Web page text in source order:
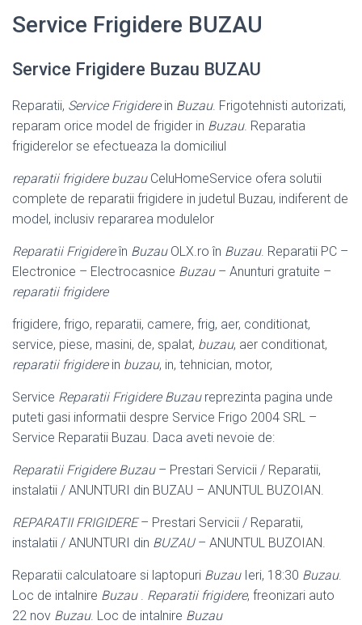
Service Frigidere BUZAU
Service Frigidere Buzau BUZAU
Reparatii, Service Frigiderein Buzau. Frigotehnisti autorizati,
reparam orice model de frigider in Buzau. Reparatia
frigiderelor se efectueaza la domiciliul
reparatii frigidere buzauCeluHomeService ofera solutii
complete de reparatii frigidere in judetul Buzau, indiferent de
model, inclusiv repararea modulelor
Reparatii Frigidereîn BuzauOLX.ro în Buzau. Reparatii PC –
Electronice – Electrocasnice Buzau– Anunturi gratuite –
reparatii frigidere
frigidere, frigo, reparatii, camere, frig, aer, conditionat,
service, piese, masini, de, spalat, buzau, aer conditionat,
reparatii frigiderein buzau, in, tehnician, motor,
Service Reparatii Frigidere Buzaureprezinta pagina unde
puteti gasi informatii despre Service Frigo 2004 SRL –
Service Reparatii Buzau. Daca aveti nevoie de:
Reparatii Frigidere Buzau– Prestari Servicii / Reparatii,
instalatii / ANUNTURI din BUZAU – ANUNTUL BUZOIAN.
REPARATII FRIGIDERE– Prestari Servicii / Reparatii,
instalatii / ANUNTURI din BUZAU– ANUNTUL BUZOIAN.
Reparatii calculatoare si laptopuri BuzauIeri, 18:30 Buzau.
Loc de intalnire Buzau. Reparatii frigidere, freonizari auto
22 nov Buzau. Loc de intalnire Buzau